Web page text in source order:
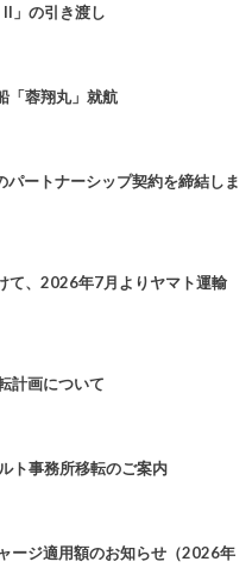
」の引き渡し
「蓉翔丸」就航
ートナーシップ契約を締結しま
て、2026年7月よりヤマト運輸
計画について
ト事務所移転のご案内
ージ適用額のお知らせ（2026年